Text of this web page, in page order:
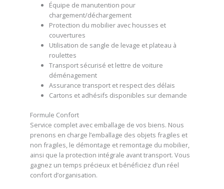
Équipe de manutention pour
chargement/déchargement
Protection du mobilier avec housses et
couvertures
Utilisation de sangle de levage et plateau à
roulettes
Transport sécurisé et lettre de voiture
déménagement
Assurance transport et respect des délais
Cartons et adhésifs disponibles sur demande
Formule Confort
Service complet avec emballage de vos biens. Nous
prenons en charge l’emballage des objets fragiles et
non fragiles, le démontage et remontage du mobilier,
ainsi que la protection intégrale avant transport. Vous
gagnez un temps précieux et bénéficiez d’un réel
confort d’organisation.